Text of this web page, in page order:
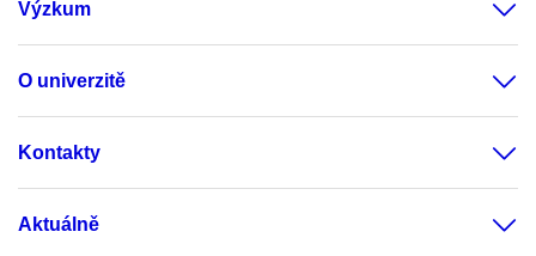
Výzkum
O univerzitě
Kontakty
Aktuálně